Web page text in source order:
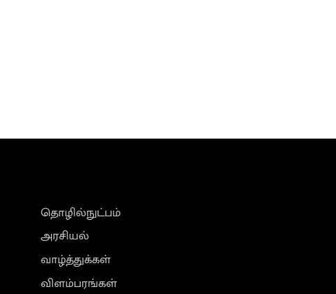
தொழில்நுட்பம்
அரசியல்
வாழ்த்துக்கள்
விளம்பரங்கள்